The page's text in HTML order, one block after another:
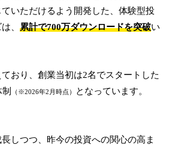
いただけるよう開発した、体験型投
は、累計で700万ダウンロードを突破い
おり、創業当初は2名でスタートした
（※2026年2月時点） となっています。
しつつ、昨今の投資への関心の高ま